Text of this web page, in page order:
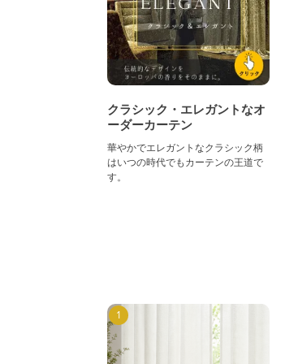
クラシック・エレガントなオ
ーダーカーテン
華やかでエレガントなクラシック柄
はいつの時代でもカーテンの王道で
す。
1